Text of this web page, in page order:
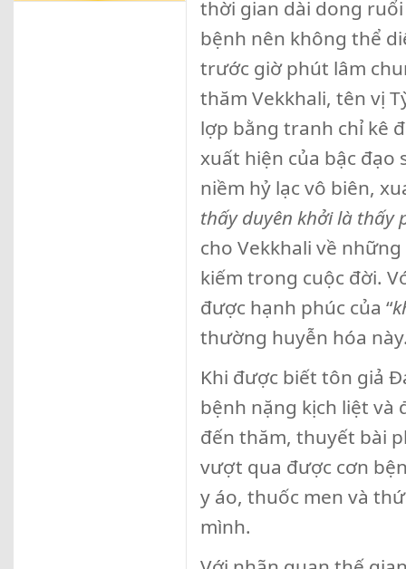
thời gian dài dong
bệnh nên không thể
trước giờ phút lâm
thăm Vekkhali, tên vị
lợp bằng tranh chỉ kê
xuất hiện của bậc đạo
niềm hỷ lạc vô biên,
thấy duyên khởi là thấy
cho Vekkhali về
kiếm trong cuộc đời.
được hạnh phúc của “
thường huyễn hóa
Khi được biết tôn giả
bệnh nặng kịch liệt và
đến thăm, thuyết bài
vượt qua được cơn
y áo, thuốc men và
mình.